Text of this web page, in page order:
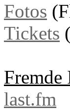
Fotos
Tickets
Fremde
last.fm